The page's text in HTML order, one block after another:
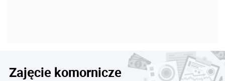
Zajęcie komornicze